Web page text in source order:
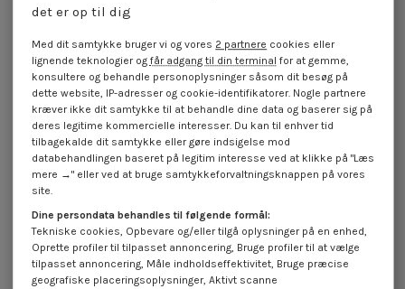
Anvendelsestilfælde
Anmeldelser (0)
16 andre varer i den samme kategori:
det er op til dig
Med dit samtykke bruger vi og vores 2 partnere cookies eller
lignende teknologier ogfår adgang til din terminal for at gemme,
konsultere og behandle personoplysninger såsom dit besøg på
dette website, IP-adresser og cookie-identifikatorer. Nogle partnere
kræver ikke dit samtykke til at behandle dine data og baserer sig på
deres legitime kommercielle interesser. Du kan til enhver tid
tilbagekalde dit samtykke eller gøre indsigelse mod
databehandlingen baseret på legitim interesse ved at klikke på "Læs
mere →" eller ved at bruge samtykkeforvaltningsknappen på vores
site.
Dine persondata behandles til følgende formål:
Tekniske cookies, Opbevare og/eller tilgå oplysninger på en enhed,
Oprette profiler til tilpasset annoncering, Bruge profiler til at vælge
tilpasset annoncering, Måle indholdseffektivitet, Bruge præcise
geografiske placeringsoplysninger, Aktivt scanne